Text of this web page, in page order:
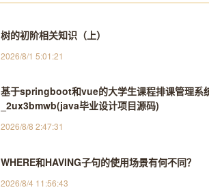
树的初阶相关知识（上）
2026/8/1 5:01:21
基于springboot和vue的大学生课程排课管理系
_2ux3bmwb(java毕业设计项目源码)
2026/8/8 2:47:31
WHERE和HAVING子句的使用场景有何不同？
2026/8/4 11:56:43